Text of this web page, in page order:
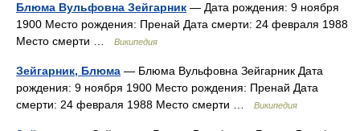
Блюма Вульфовна Зейгарник — Дата рождения: 9 ноября
1900 Место рождения: Пренай Дата смерти: 24 февраля 1988
Место смерти …
Википедия
Зейгарник, Блюма — Блюма Вульфовна Зейгарник Дата
рождения: 9 ноября 1900 Место рождения: Пренай Дата
смерти: 24 февраля 1988 Место смерти …
Википедия